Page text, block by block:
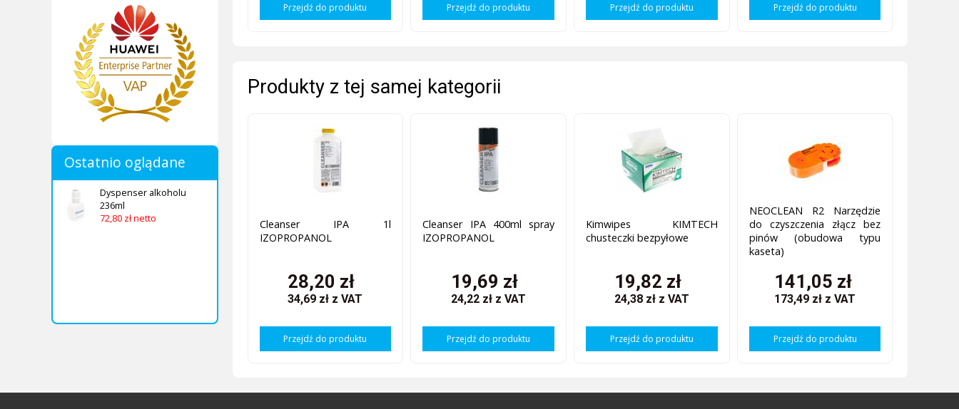
Ostatnio oglądane
Dyspenser alkoholu
236ml
72,80 zł netto
Przejdź do produktu Przejdź do produktu Przejdź do produktu Przejdź do produktu
Produkty z tej samej kategorii
Cleanser IPA 1l
IZOPROPANOL
28,20 zł
34,69 zł z VAT
Przejdź do produktu
Cleanser IPA 400ml spray
IZOPROPANOL
19,69 zł
24,22 zł z VAT
Przejdź do produktu
Kimwipes KIMTECH
chusteczki bezpyłowe
19,82 zł
24,38 zł z VAT
Przejdź do produktu
NEOCLEAN R2 Narzędzie
do czyszczenia złącz bez
pinów (obudowa typu
kaseta)
141,05 zł
173,49 zł z VAT
Przejdź do produktu